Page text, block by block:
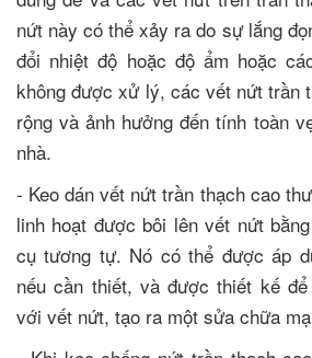
nứt này có thể xảy ra do sự lắng
đổi nhiệt độ hoặc độ ẩm hoặc
không được xử lý, các vết nứt trần
rộng và ảnh hưởng đến tính toàn
nhà.
- Keo dán vết nứt trần thạch cao
linh hoạt được bôi lên vết nứt
cụ tương tự. Nó có thể được áp
nếu cần thiết, và được thiết kế
với vết nứt, tạo ra một sửa chữa